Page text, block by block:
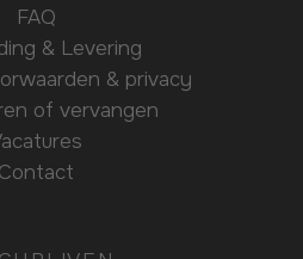
FAQ
& Levering
& privacy
of vervangen
Contact